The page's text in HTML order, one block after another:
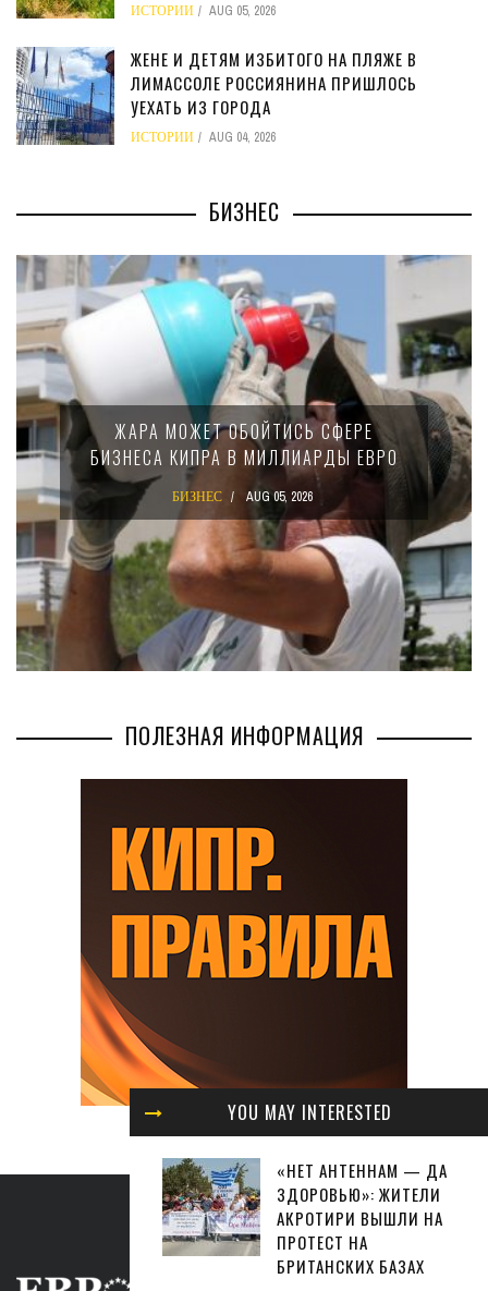
YOU MAY INTERESTED
«НЕТ АНТЕННАМ — ДА
ЗДОРОВЬЮ»: ЖИТЕЛИ
АКРОТИРИ ВЫШЛИ НА
ПРОТЕСТ НА
БРИТАНСКИХ БАЗАХ
ИСТОРИИ AUG 05, 2026
ЖЕНЕ И ДЕТЯМ ИЗБИТОГО НА ПЛЯЖЕ В
ЛИМАССОЛЕ РОССИЯНИНА ПРИШЛОСЬ
УЕХАТЬ ИЗ ГОРОДА
ИСТОРИИ AUG 04, 2026
БИЗНЕС
ЖАРА МОЖЕТ ОБОЙТИСЬ СФЕРЕ
БИЗНЕСА КИПРА В МИЛЛИАРДЫ ЕВРО
БИЗНЕС AUG 05, 2026
ПОЛЕЗНАЯ ИНФОРМАЦИЯ